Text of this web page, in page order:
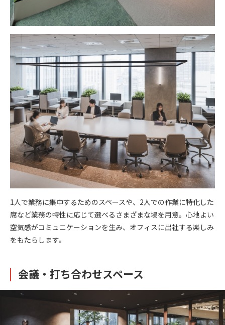
1人で業務に集中するためのスペースや、2人での作業に特化した
席など業務の特性に応じて選べるさまざまな場を用意。心地よい
空気感がコミュニケーションを生み、オフィスに出社する楽しみ
をもたらします。
会議・打ち合わせスペース